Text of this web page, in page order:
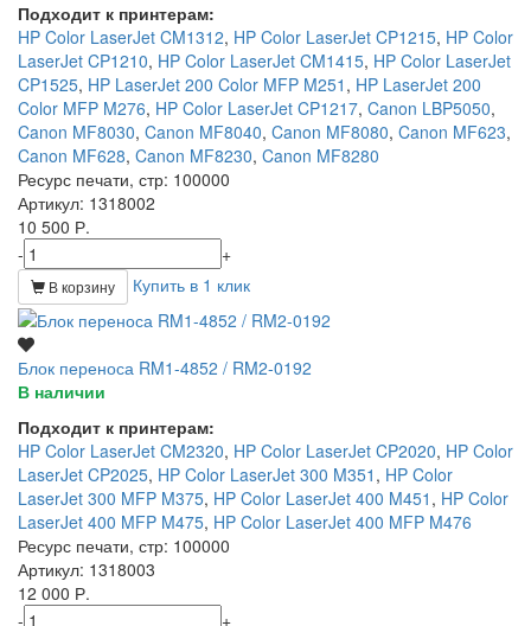
Подходит к принтерам:
HP Color LaserJet CM1312, HP Color LaserJet CP1215, HP Color
LaserJet CP1210, HP Color LaserJet CM1415, HP Color LaserJet
CP1525, HP LaserJet 200 Color MFP M251 , HP LaserJet 200
Color MFP M276, HP Color LaserJet CP1217, Canon LBP5050,
Canon MF8030, Canon MF8040, Canon MF8080, Canon MF623,
Canon MF628, Canon MF8230, Canon MF8280
Ресурс печати, стр: 100000
Артикул: 1318002
10 500 Р.
-
+
В корзину Купить в 1 клик
Блок переноса RM1-4852 / RM2-0192
В наличии
Подходит к принтерам:
HP Color LaserJet CM2320, HP Color LaserJet CP2020, HP Color
LaserJet CP2025, HP Color LaserJet 300 M351 , HP Color
LaserJet 300 MFP M375, HP Color LaserJet 400 M451 , HP Color
LaserJet 400 MFP M475, HP Color LaserJet 400 MFP M476
Ресурс печати, стр: 100000
Артикул: 1318003
12 000 Р.
-
+